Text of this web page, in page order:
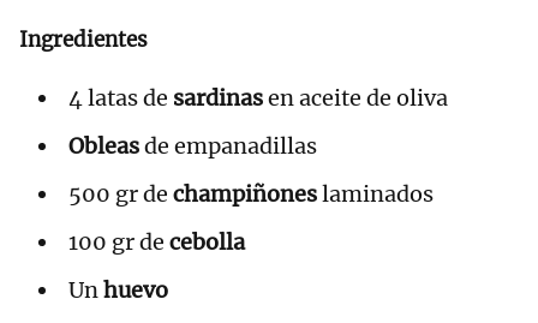
Ingredientes
4 latas de sardinasen aceite de oliva
Obleasde empanadillas
500 gr de champiñoneslaminados
100 gr de cebolla
Unhuevo